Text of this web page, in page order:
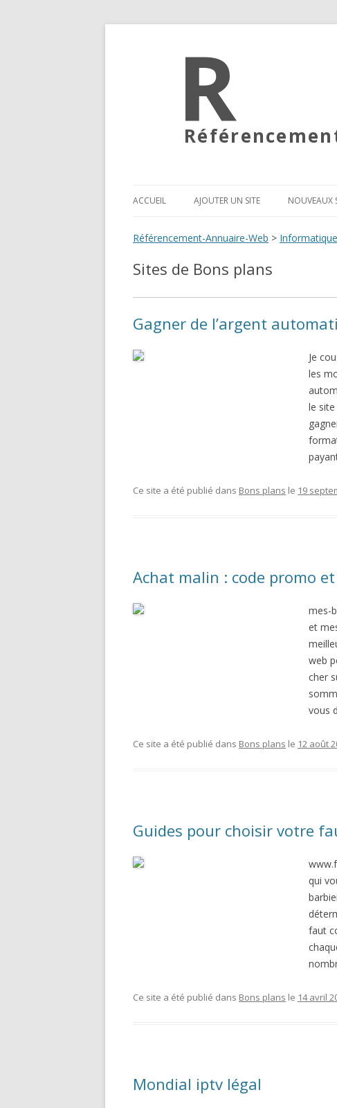
ACCUEIL AJOUTER UN SITE NOUVEAUX
Référencement-Annuaire-Web >
Sites de Bons plans
Gagner de l’argent
Je
les
le
Ce site a été publié dans Bons plans le 19
Achat malin : code promo
mes-
et
web
cher
vous
Ce site a été publié dans Bons plans le 12 août
Guides pour choisir votre
qui
faut
Ce site a été publié dans Bons plans le 14 avril
Mondial iptv légal